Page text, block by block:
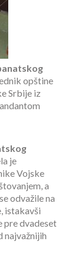
opštine
Srbije iz
je
Vojske
a
odvažile na
istakavši
pre dvadeset
najvažnijih